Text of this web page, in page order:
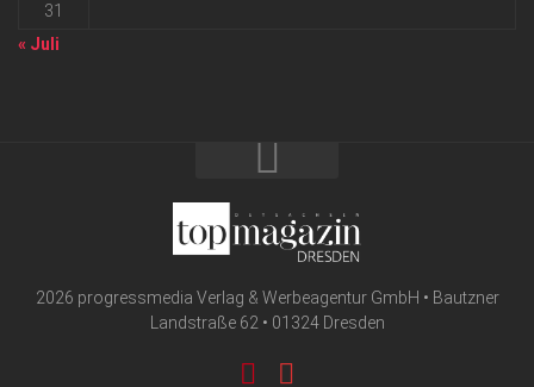
31
« Juli
2026 progressmedia Verlag & Werbeagentur GmbH • Bautzner
Landstraße 62 • 01324 Dresden